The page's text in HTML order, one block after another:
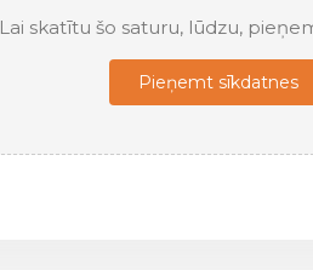
Lai skatītu šo saturu, lūdzu,
Pieņemt sīkdatnes